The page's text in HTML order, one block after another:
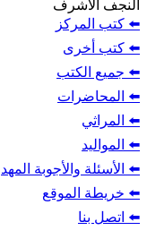
المهدوية